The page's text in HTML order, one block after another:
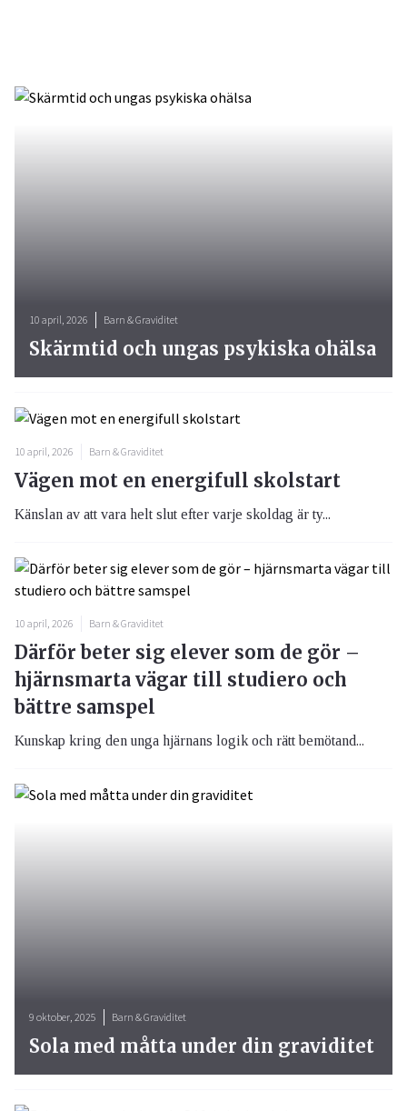
10 april, 2026 Barn & Graviditet
Vägen mot en energifull skolstart
Känslan av att vara helt slut efter varje skoldag är ty...
10 april, 2026 Barn & Graviditet
Därför beter sig elever som de gör –
hjärnsmarta vägar till studiero och
bättre samspel
Kunskap kring den unga hjärnans logik och rätt bemötand...
10 april, 2026 Barn & Graviditet
Skärmtid och ungas psykiska ohälsa
9 oktober, 2025 Barn & Graviditet
Sola med måtta under din graviditet